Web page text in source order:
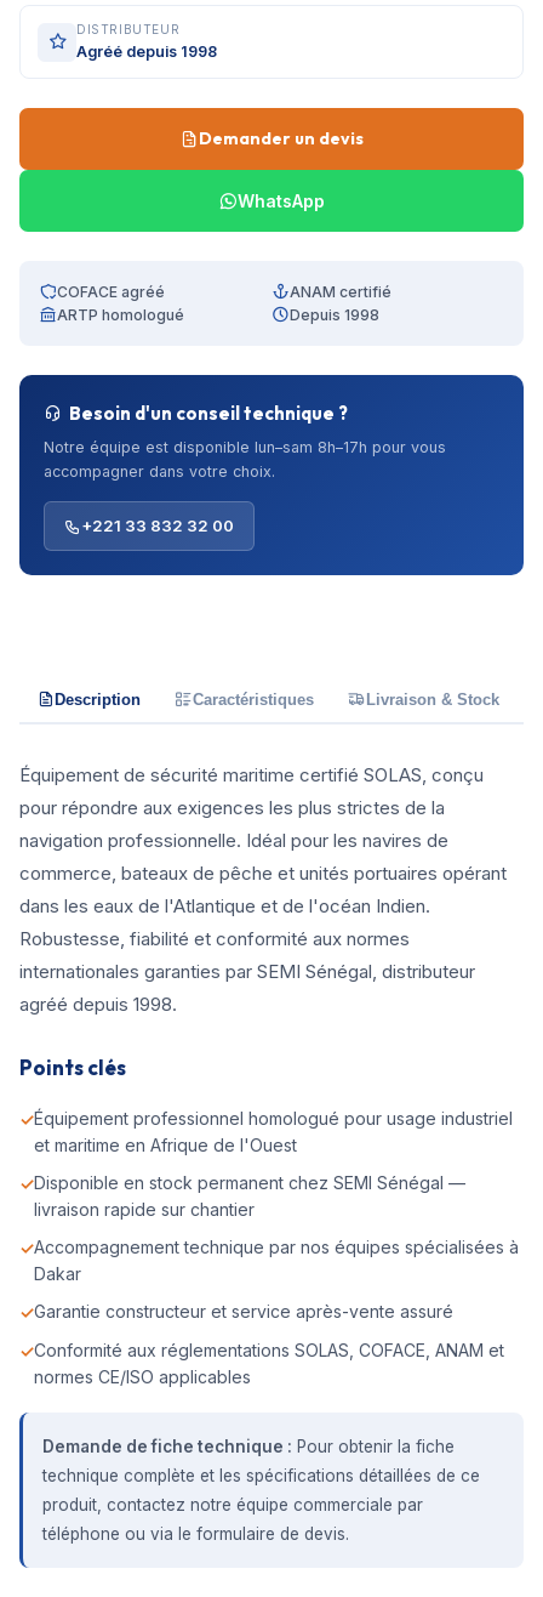
DISTRIBUTEUR
Agréé depuis 1998
Demander un devis
WhatsApp
COFACE agréé
ANAM certifié
ARTP homologué
Depuis 1998
Besoin d'un conseil technique ?
Notre équipe est disponible lun–sam 8h–17h pour vous
accompagner dans votre choix.
+221 33 832 32 00
Description Caractéristiques Livraison & Stock
Équipement de sécurité maritime certifié SOLAS, conçu
pour répondre aux exigences les plus strictes de la
navigation professionnelle. Idéal pour les navires de
commerce, bateaux de pêche et unités portuaires opérant
dans les eaux de l'Atlantique et de l'océan Indien.
Robustesse, fiabilité et conformité aux normes
internationales garanties par SEMI Sénégal, distributeur
agréé depuis 1998.
Points clés
Équipement professionnel homologué pour usage industriel
et maritime en Afrique de l'Ouest
Disponible en stock permanent chez SEMI Sénégal —
livraison rapide sur chantier
Accompagnement technique par nos équipes spécialisées à
Dakar
Garantie constructeur et service après-vente assuré
Conformité aux réglementations SOLAS, COFACE, ANAM et
normes CE/ISO applicables
Demande de fiche technique : Pour obtenir la fiche
technique complète et les spécifications détaillées de ce
produit, contactez notre équipe commerciale par
téléphone ou via le formulaire de devis.